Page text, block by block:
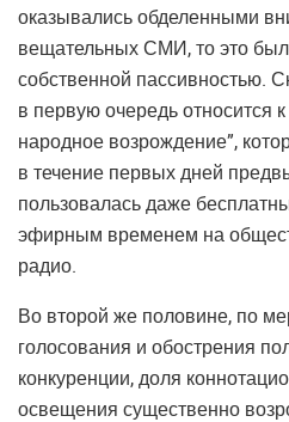
оказывались обделенными
вещательных СМИ, то это
собственной пассивностью.
в первую очередь относится
народное возрождение”,
в течение первых дней
пользовалась даже
эфирным временем на
радио.
Во второй же половине, по
голосования и обострения
конкуренции, доля
освещения существенно